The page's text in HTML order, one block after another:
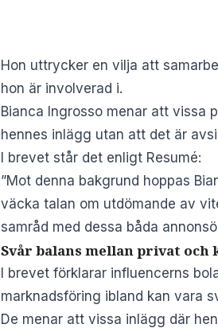
Hon uttrycker en vilja att
hon är involverad i.
Bianca Ingrosso menar att vissa
hennes inlägg utan att det är
I brevet står det enligt Resumé:
”Mot denna bakgrund hoppas
väcka talan om utdömande av
samråd med dessa båda
Svår balans mellan privat
I brevet förklarar influencerns
marknadsföring ibland kan vara
De menar att vissa inlägg där